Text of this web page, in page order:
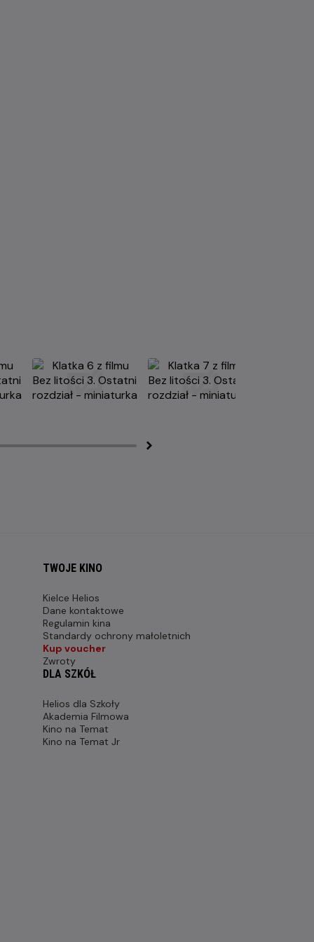
TWOJE KINO
Kielce Helios
Dane kontaktowe
Regulamin kina
Standardy ochrony małoletnich
Kup voucher
Zwroty
DLA SZKÓŁ
Helios dla Szkoły
Akademia Filmowa
Kino na Temat
Kino na Temat Jr